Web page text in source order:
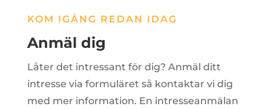
KOM IGÅNG REDAN IDAG
Anmäl dig
Låter det intressant för dig? Anmäl ditt
intresse via formuläret så kontaktar vi dig
med mer information. En intresseanmälan